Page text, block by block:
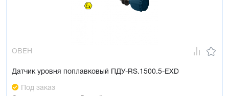
ОВЕН
Датчик уровня поплавковый ПДУ-RS.1500.5-ЕХD
Под заказ